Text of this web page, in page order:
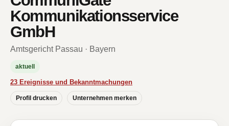
Kommunikationsservice
GmbH
Amtsgericht Passau · Bayern
aktuell
23 Ereignisse und Bekanntmachungen
Profil drucken Unternehmen merken